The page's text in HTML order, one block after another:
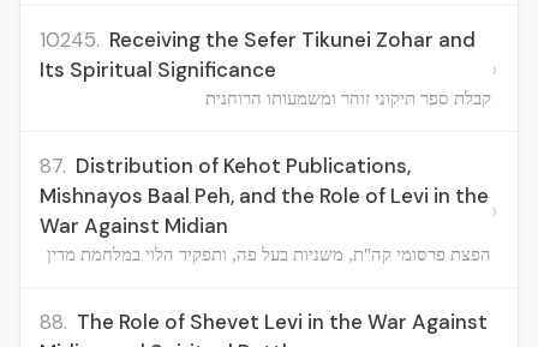
10245. Receiving the Sefer Tikunei Zohar and
Its Spiritual Significance
קבלת ספר תיקוני זוהר ומשמעותו הרוחנית
›
87. Distribution of Kehot Publications,
Mishnayos Baal Peh, and the Role of Levi in the
War Against Midian
הפצת פרסומי קה"ת, משניות בעל פה, ותפקיד הלוי במלחמת מדין
›
88. The Role of Shevet Levi in the War Against